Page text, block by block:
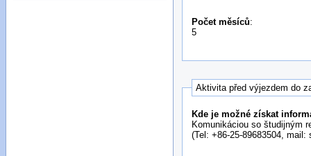
Počet měsíců:
5
Aktivita před výjezdem do
Kde je možné získat
Komunikáciou so študijným
(Tel: +86-25-89683504, mail: